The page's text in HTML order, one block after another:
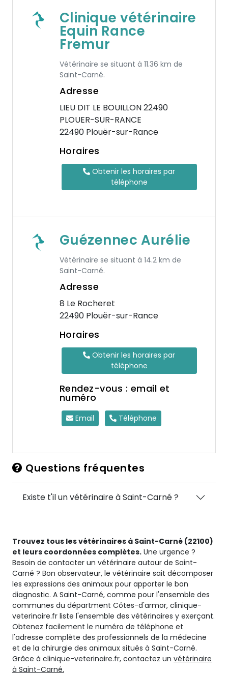
Clinique vétérinaire
Equin Rance
Fremur
Vétérinaire se situant à 11.36 km de
Saint-Carné.
Adresse
LIEU DIT LE BOUILLON 22490
PLOUER-SUR-RANCE
22490 Plouër-sur-Rance
Horaires
Obtenir les horaires par
téléphone
Guézennec Aurélie
Vétérinaire se situant à 14.2 km de
Saint-Carné.
Adresse
8 Le Rocheret
22490 Plouër-sur-Rance
Horaires
Obtenir les horaires par
téléphone
Rendez-vous : email et
numéro
Email Téléphone
Questions fréquentes
Existe t'il un vétérinaire à Saint-Carné ?
Trouvez tous les vétérinaires à Saint-Carné (22100)
et leurs coordonnées complètes. Une urgence ?
Besoin de contacter un vétérinaire autour de Saint-
Carné ? Bon observateur, le vétérinaire sait décomposer
les expressions des animaux pour apporter le bon
diagnostic. A Saint-Carné, comme pour l'ensemble des
communes du départment Côtes-d'armor, clinique-
veterinaire.fr liste l'ensemble des vétérinaires y exerçant.
Obtenez facilement le numéro de téléphone et
l'adresse complète des professionnels de la médecine
et de la chirurgie des animaux situés à Saint-Carné.
Grâce à clinique-veterinaire.fr, contactez un vétérinaire
à Saint-Carné.